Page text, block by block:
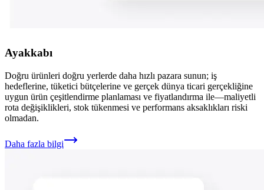
Ayakkabı
Doğru ürünleri doğru yerlerde daha hızlı pazara sunun; iş
hedeflerine, tüketici bütçelerine ve gerçek dünya ticari gerçekliğine
uygun ürün çeşitlendirme planlaması ve fiyatlandırma ile—maliyetli
rota değişiklikleri, stok tükenmesi ve performans aksaklıkları riski
olmadan.
Daha fazla bilgi